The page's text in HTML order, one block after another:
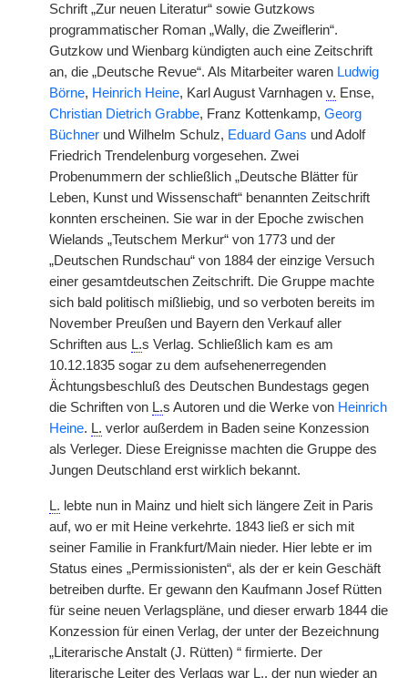
Schrift „Zur neuen Literatur“ sowie Gutzkows
programmatischer Roman „Wally, die Zweiflerin“.
Gutzkow und Wienbarg kündigten auch eine Zeitschrift
an, die „Deutsche Revue“. Als Mitarbeiter waren Ludwig
Börne, Heinrich Heine, Karl August Varnhagen v. Ense,
Christian Dietrich Grabbe, Franz Kottenkamp, Georg
Büchner und Wilhelm Schulz, Eduard Gans und Adolf
Friedrich Trendelenburg vorgesehen. Zwei
Probenummern der schließlich „Deutsche Blätter für
Leben, Kunst und Wissenschaft“ benannten Zeitschrift
konnten erscheinen. Sie war in der Epoche zwischen
Wielands „Teutschem Merkur“ von 1773 und der
„Deutschen Rundschau“ von 1884 der einzige Versuch
einer gesamtdeutschen Zeitschrift. Die Gruppe machte
sich bald politisch mißliebig, und so verboten bereits im
November Preußen und Bayern den Verkauf aller
Schriften aus L.s Verlag. Schließlich kam es am
10.12.1835 sogar zu dem aufsehenerregenden
Ächtungsbeschluß des Deutschen Bundestags gegen
die Schriften von L.s Autoren und die Werke von Heinrich
Heine. L. verlor außerdem in Baden seine Konzession
als Verleger. Diese Ereignisse machten die Gruppe des
Jungen Deutschland erst wirklich bekannt.
L. lebte nun in Mainz und hielt sich längere Zeit in Paris
auf, wo er mit Heine verkehrte. 1843 ließ er sich mit
seiner Familie in Frankfurt/Main nieder. Hier lebte er im
Status eines „Permissionisten“, als der er kein Geschäft
betreiben durfte. Er gewann den Kaufmann Josef Rütten
für seine neuen Verlagspläne, und dieser erwarb 1844 die
Konzession für einen Verlag, der unter der Bezeichnung
„Literarische Anstalt (J. Rütten) “ firmierte. Der
literarische Leiter des Verlags war L., der nun wieder an